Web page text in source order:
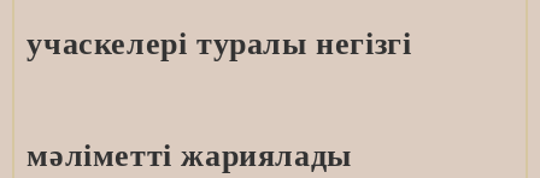
учаскелері туралы негізгі
мәліметті жариялады